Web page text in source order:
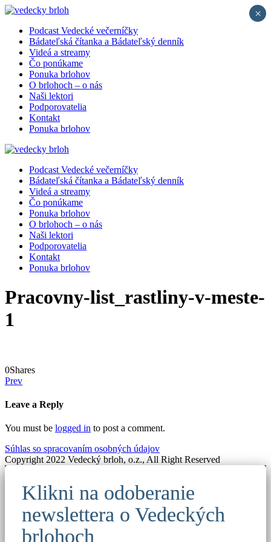
Podcast Vedecké večerníčky
Bádateľská čítanka a Bádateľský denník
Videá a streamy
Čo ponúkame
Ponuka brlohov
O brlohoch – o nás
Naši lektori
Podporovatelia
Kontakt
Ponuka brlohov
Podcast Vedecké večerníčky
Bádateľská čítanka a Bádateľský denník
Videá a streamy
Čo ponúkame
Ponuka brlohov
O brlohoch – o nás
Naši lektori
Podporovatelia
Kontakt
Ponuka brlohov
Pracovny-list_rastliny-v-meste-
1
0Shares
Prev
Leave a Reply
You must be logged in to post a comment.
Súhlas so spracovaním osobných údajov
Copyright 2022 Vedecký brloh, o.z., All Right Reserved
Klikni na odoberanie
newslettera o Vedeckých
brlohoch
×